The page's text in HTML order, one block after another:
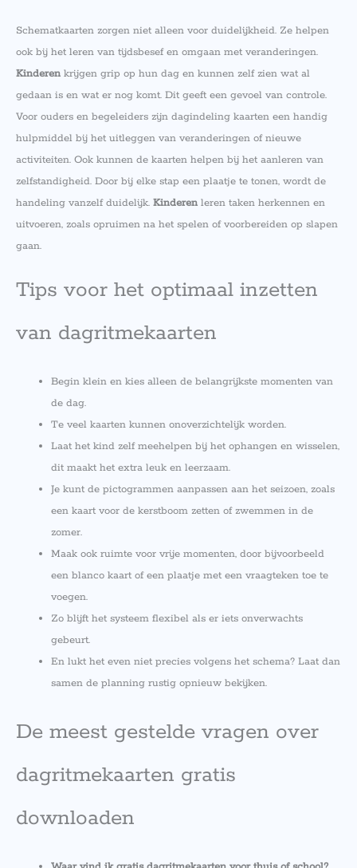
Schematkaarten zorgen niet alleen voor duidelijkheid. Ze helpen
ook bij het leren van tijdsbesef en omgaan met veranderingen.
Kinderen krijgen grip op hun dag en kunnen zelf zien wat al
gedaan is en wat er nog komt. Dit geeft een gevoel van controle.
Voor ouders en begeleiders zijn dagindeling kaarten een handig
hulpmiddel bij het uitleggen van veranderingen of nieuwe
activiteiten. Ook kunnen de kaarten helpen bij het aanleren van
zelfstandigheid. Door bij elke stap een plaatje te tonen, wordt de
handeling vanzelf duidelijk. Kinderen leren taken herkennen en
uitvoeren, zoals opruimen na het spelen of voorbereiden op slapen
gaan.
Tips voor het optimaal inzetten
van dagritmekaarten
Begin klein en kies alleen de belangrijkste momenten van
de dag.
Te veel kaarten kunnen onoverzichtelijk worden.
Laat het kind zelf meehelpen bij het ophangen en wisselen,
dit maakt het extra leuk en leerzaam.
Je kunt de pictogrammen aanpassen aan het seizoen, zoals
een kaart voor de kerstboom zetten of zwemmen in de
zomer.
Maak ook ruimte voor vrije momenten, door bijvoorbeeld
een blanco kaart of een plaatje met een vraagteken toe te
voegen.
Zo blijft het systeem flexibel als er iets onverwachts
gebeurt.
En lukt het even niet precies volgens het schema? Laat dan
samen de planning rustig opnieuw bekijken.
De meest gestelde vragen over
dagritmekaarten gratis
downloaden